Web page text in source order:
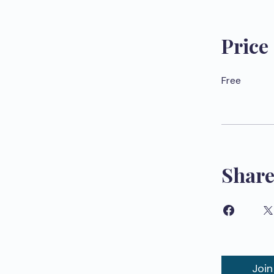
Price
Free
Share
Join